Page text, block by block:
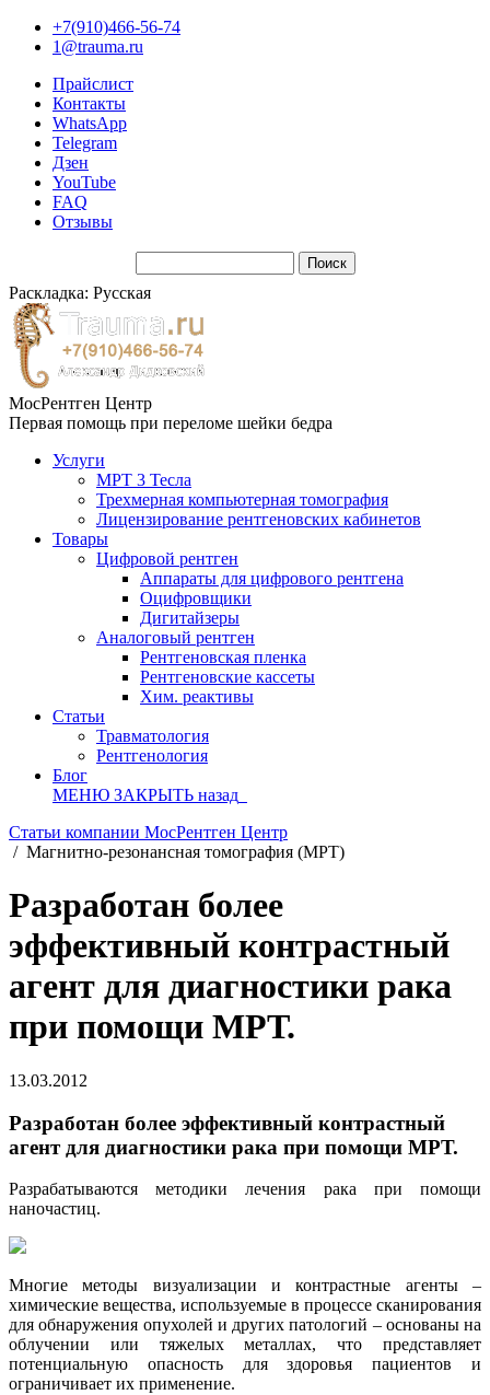
+7(910)466-56-74
1@trauma.ru
Прайслист
Контакты
WhatsApp
Telegram
Дзен
YouTube
FAQ
Отзывы
Раскладка: Русская
МосРентген Центр
Первая помощь при переломе шейки бедра
Услуги
МРТ 3 Тесла
Трехмерная компьютерная томография
Лицензирование рентгеновских кабинетов
Товары
Цифровой рентген
Аппараты для цифрового рентгена
Оцифровщики
Дигитайзеры
Аналоговый рентген
Рентгеновская пленка
Рентгеновские кассеты
Хим. реактивы
Статьи
Травматология
Рентгенология
Блог
МЕНЮ ЗАКРЫТЬ назад
Статьи компании МосРентген Центр
/ Магнитно-резонансная томография (МРТ)
Разработан более
эффективный контрастный
агент для диагностики рака
при помощи МРТ.
13.03.2012
Разработан более эффективный контрастный
агент для диагностики рака при помощи МРТ.
Разрабатываются методики лечения рака при помощи
наночастиц.
Многие методы визуализации и контрастные агенты –
химические вещества, используемые в процессе сканирования
для обнаружения опухолей и других патологий – основаны на
облучении или тяжелых металлах, что представляет
потенциальную опасность для здоровья пациентов и
ограничивает их применение.